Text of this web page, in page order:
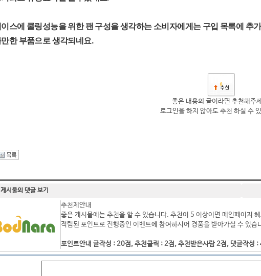
스에 쿨링성능을 위한 팬 구성을 생각하는 소비자에게는 구입 목록에 추
만한 부품으로 생각되네요.
0
좋은 내용의 글이라면 추천해주
로그인을 하지 않아도 추천 하실 수
시물의 댓글 보기
추천제안내
좋은 게시물에는 추천을 할 수 있습니다. 추천이 5 이상이면 메인페이지
적립된 포인트로 진행중인 이벤트에 참여하시어 경품을 받아가실 수 있습
포인트안내 글작성 : 20점, 추천클릭 : 2점, 추천받은사람 2점, 댓글작성 :